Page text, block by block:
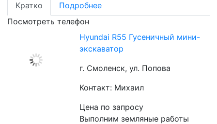
Кратко
Подробнее
Посмотреть телефон
Hyundai R55 Гусеничный мини-
экскаватор
г. Смоленск, ул. Попова
Контакт: Михаил
Цена по запросу
Выполним земляные работы